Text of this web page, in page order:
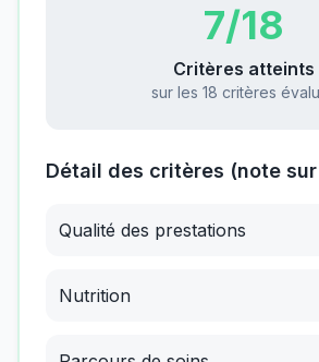
7/18
Critères atteints
sur les 18 critères
Détail des critères (note
Qualité des prestations
Nutrition